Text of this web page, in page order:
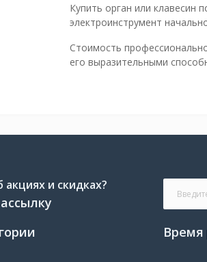
Купить орган или клавесин
электроинструмент
Стоимость
его выразительными
и скидках?
Время